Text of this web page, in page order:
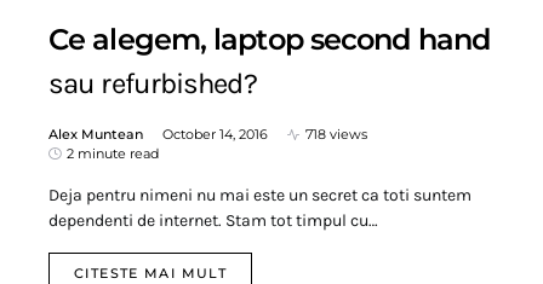
Ce alegem, laptop second hand
sau refurbished?
Alex Muntean October 14, 2016
718 views
2 minute read
Deja pentru nimeni nu mai este un secret ca toti suntem
dependenti de internet. Stam tot timpul cu…
CITESTE MAI MULT